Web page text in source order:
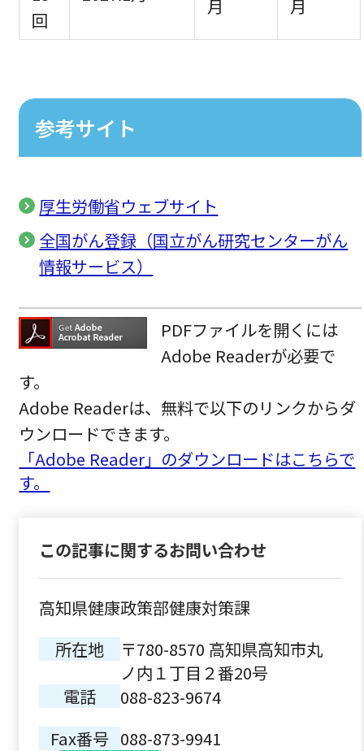
回
月
月
参考サイト
厚生労働省ウェブサイト
全国がん登録（国立がん研究センターがん
情報サービス）
PDFファイルを開くには
Adobe Readerが必要で
す。
Adobe Readerは、無料で以下のリンクからダ
ウンロードできます。
「Adobe Reader」のダウンロードはこちらで
す。
この記事に関するお問い合わせ
高知県健康政策部健康対策課
所在地
〒780-8570 高知県高知市丸
ノ内１丁目２番20号
電話
088-823-9674
Fax番号 088-873-9941